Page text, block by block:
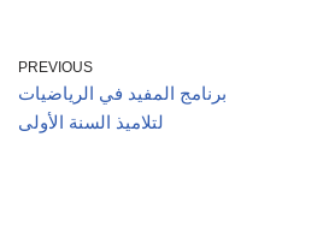
PREVIOUS
برنامج المفيد في الرياضيات
لتلاميذ السنة الأولى